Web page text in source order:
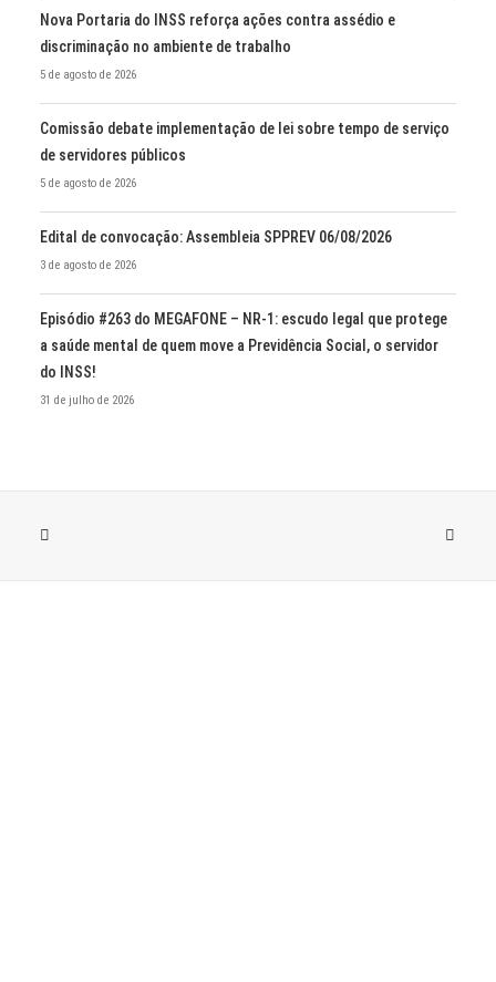
Nova Portaria do INSS reforça ações contra assédio e
discriminação no ambiente de trabalho
5 de agosto de 2026
Comissão debate implementação de lei sobre tempo de serviço
de servidores públicos
5 de agosto de 2026
Edital de convocação: Assembleia SPPREV 06/08/2026
3 de agosto de 2026
Episódio #263 do MEGAFONE – NR-1: escudo legal que protege
a saúde mental de quem move a Previdência Social, o servidor
do INSS!
31 de julho de 2026